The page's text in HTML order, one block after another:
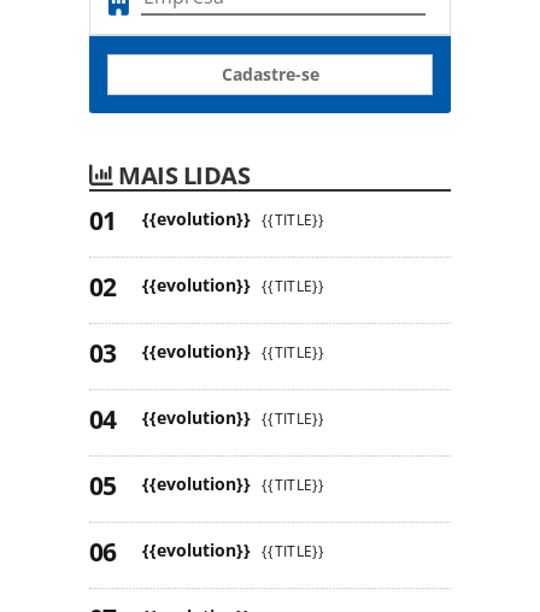
Cadastre-se
MAIS LIDAS
{{evolution}} {{TITLE}}
{{evolution}} {{TITLE}}
{{evolution}} {{TITLE}}
{{evolution}} {{TITLE}}
{{evolution}} {{TITLE}}
{{evolution}} {{TITLE}}